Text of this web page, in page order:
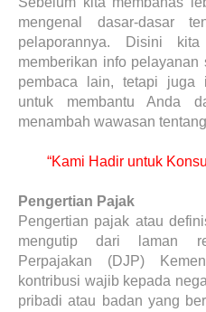
mengenal dasar-dasar
pelaporannya. Disini
memberikan info
pembaca lain, tetapi juga
untuk membantu Anda
menambah wawasan
“Kami Hadir untuk
Pengertian Pajak
Pengertian pajak atau
mengutip dari laman
Perpajakan (DJP)
kontribusi wajib kepada
pribadi atau badan yang